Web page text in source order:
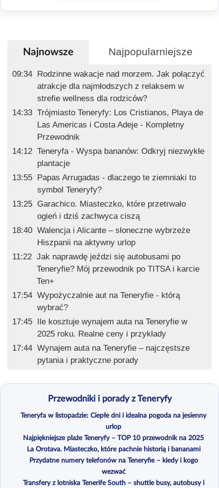
Najnowsze Najpopularniejsze
09:34 Rodzinne wakacje nad morzem. Jak połączyć
atrakcje dla najmłodszych z relaksem w
strefie wellness dla rodziców?
14:33 Trójmiasto Teneryfy: Los Cristianos, Playa de
Las Americas i Costa Adeje - Kompletny
Przewodnik
14:12 Teneryfa - Wyspa bananów: Odkryj niezwykłe
plantacje
13:55 Papas Arrugadas - dlaczego te ziemniaki to
symbol Teneryfy?
13:25 Garachico. Miasteczko, które przetrwało
ogień i dziś zachwyca ciszą
18:40 Walencja i Alicante – słoneczne wybrzeże
Hiszpanii na aktywny urlop
11:22 Jak naprawdę jeździ się autobusami po
Teneryfie? Mój przewodnik po TITSA i karcie
Ten+
17:54 Wypożyczalnie aut na Teneryfie - którą
wybrać?
17:45 Ile kosztuje wynajem auta na Teneryfie w
2025 roku. Realne ceny i przykłady
17:44 Wynajem auta na Teneryfie – najczęstsze
pytania i praktyczne porady
Przewodniki i porady z Teneryfy
Teneryfa w listopadzie: Ciepłe dni i idealna pogoda na jesienny
urlop
Najpiękniejsze plaże Teneryfy – TOP 10 przewodnik na 2025
La Orotava. Miasteczko, które pachnie historią i bananami
Przydatne numery telefonów na Teneryfie – kiedy i kogo
wezwać
Transfery z lotniska Tenerife South – shuttle busy, autobusy i